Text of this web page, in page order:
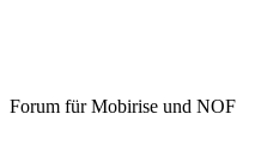
Forum für Mobirise und NOF